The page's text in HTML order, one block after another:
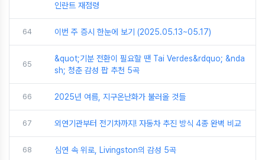
인란트 재점령
64 이번 주 증시 한눈에 보기 (2025.05.13~05.17)
65
&quot;기분 전환이 필요할 땐 Tai Verdes&rdquo; &nda
sh; 청춘 감성 팝 추천 5곡
66 2025년 여름, 지구온난화가 불러올 것들
67 외연기관부터 전기차까지! 자동차 추진 방식 4종 완벽 비교
68 심연 속 위로, Livingston의 감성 5곡